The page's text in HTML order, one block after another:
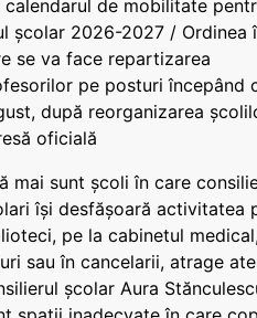
calendarul de mobilitate
școlar 2026-2027 / Ordinea
se va face repartizarea
pe posturi începând
după reorganizarea
oficială
mai sunt școli în care
își desfășoară activitatea
pe la cabinetul
sau în cancelarii, atrage
școlar Aura